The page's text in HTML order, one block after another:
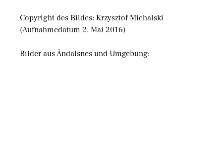
Copyright des Bildes: Krzysztof Michalski
(Aufnahmedatum 2. Mai 2016)
Bilder aus Åndalsnes und Umgebung: